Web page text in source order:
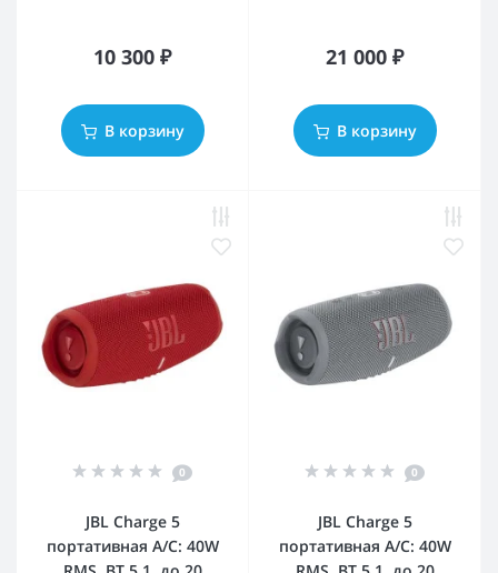
10 300 ₽
В корзину
21 000 ₽
В корзину
0
JBL Charge 5
портативная А/С: 40W
0
JBL Charge 5
портативная А/С: 40W